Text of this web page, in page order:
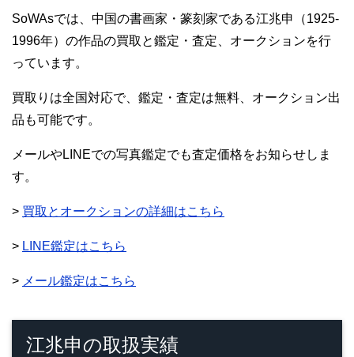
SoWAsでは、中国の書画家・篆刻家である江兆申（1925-
1996年）の作品の買取と鑑定・査定、オークションを行
っています。
買取りは全国対応で、鑑定・査定は無料、オークション出
品も可能です。
メールやLINEでの写真鑑定でも査定価格をお知らせしま
す。
> 買取とオークションの詳細はこちら
> LINE鑑定はこちら
> メール鑑定はこちら
江兆申の取扱実績